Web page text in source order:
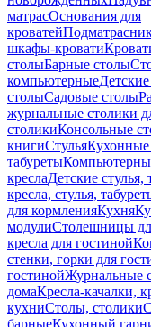
матрасОснования для
кроватей
шкафы-кровати
столыБарные столы
компьютерные
столыСадовые столы
журнальные столики
столикиКонсольные
книгиСтульяКухонные
табуреты
креслаДетские стулья,
кресла, стулья,
для кормленияКухня
модулиСтолешницы
кресла для гостиной
стенки, горки для
гостинойЖурнальные
домаКресла-качалки,
кухниСтолы, столики
барныеКухонный